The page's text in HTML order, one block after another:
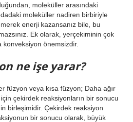
moleküller arasındaki
moleküller nadiren birbiriyle
emerek enerji kazansanız bile, bu
Ek olarak, yerçekiminin çok
konveksiyon önemsizdir.
ne işe yarar?
füzyon veya kısa füzyon; Daha ağır
çekirdek reaksiyonların bir sonucu
birleşimidir. Çekirdek reaksiyon
bir sonucu olarak, büyük